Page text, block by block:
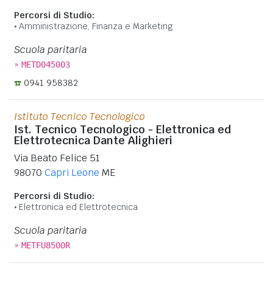
Percorsi di Studio:
Amministrazione, Finanza e Marketing
Scuola paritaria
» METD045003
0941 958382
Istituto Tecnico Tecnologico
Ist. Tecnico Tecnologico - Elettronica ed
Elettrotecnica Dante Alighieri
Via Beato Felice 51
98070 Capri Leone ME
Percorsi di Studio:
Elettronica ed Elettrotecnica
Scuola paritaria
» METFU8500R